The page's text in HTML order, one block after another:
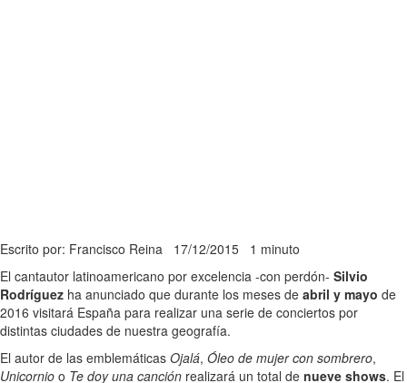
Escrito por: Francisco Reina 17/12/2015 1 minuto
El cantautor latinoamericano por excelencia -con perdón- Silvio
Rodríguez ha anunciado que durante los meses de abril y mayo de
2016 visitará España para realizar una serie de conciertos por
distintas ciudades de nuestra geografía.
El autor de las emblemáticas Ojalá, Óleo de mujer con sombrero,
Unicornio o Te doy una canción realizará un total de nueve shows. El